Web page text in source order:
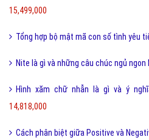
15,499,000
Tổng hợp bộ mật mã con số tình yêu
Nite là gì và những câu chúc ngủ ngon
Hình xăm chữ nhẫn là gì và ý
14,818,000
Cách phân biệt giữa Positive và